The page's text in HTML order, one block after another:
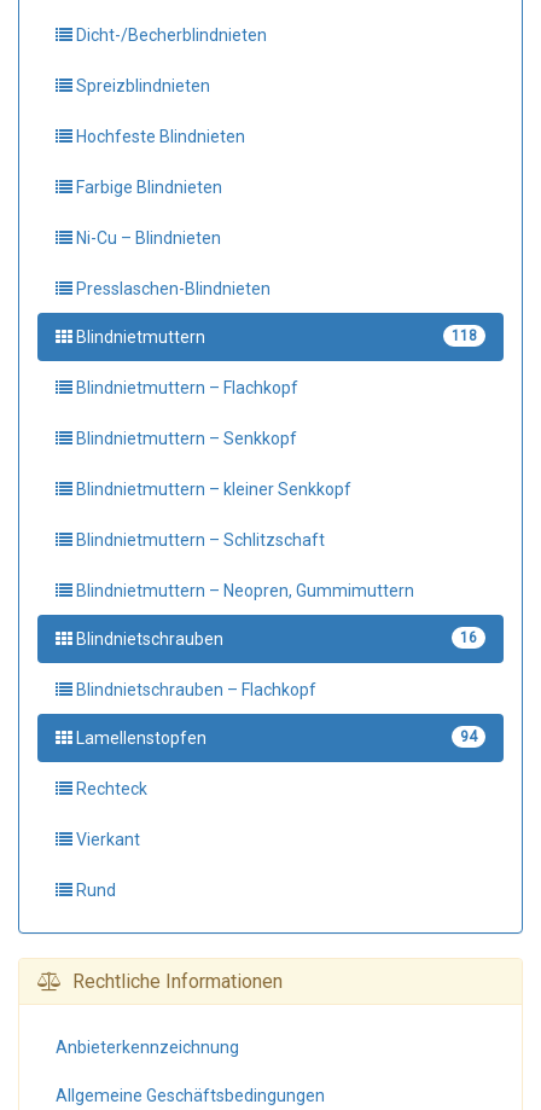
Dicht-/Becherblindnieten
Spreizblindnieten
Hochfeste Blindnieten
Farbige Blindnieten
Ni-Cu – Blindnieten
Presslaschen-Blindnieten
Blindnietmuttern 118
Blindnietmuttern – Flachkopf
Blindnietmuttern – Senkkopf
Blindnietmuttern – kleiner Senkkopf
Blindnietmuttern – Schlitzschaft
Blindnietmuttern – Neopren, Gummimuttern
Blindnietschrauben 16
Blindnietschrauben – Flachkopf
Lamellenstopfen 94
Rechteck
Vierkant
Rund
Rechtliche Informationen
Anbieter­kennzeichnung
Allgemeine Geschäfts­bedingungen